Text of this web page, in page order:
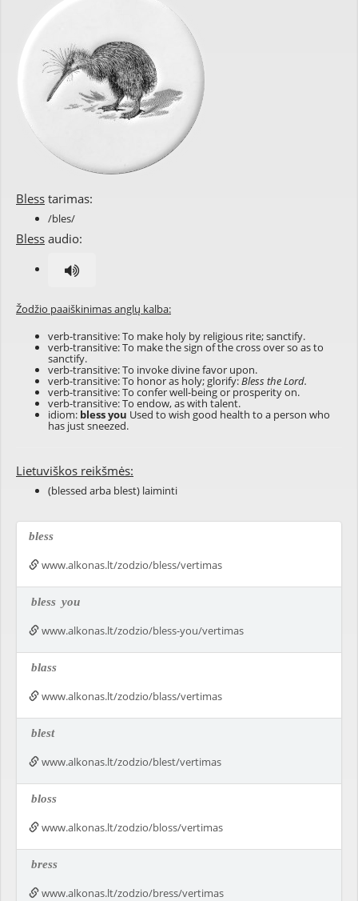
Bless tarimas:
/bles/
Bless audio:
Žodžio paaiškinimas anglų kalba:
verb-transitive: To make holy by religious rite; sanctify.
verb-transitive: To make the sign of the cross over so as to
sanctify.
verb-transitive: To invoke divine favor upon.
verb-transitive: To honor as holy; glorify:Bless the Lord.
verb-transitive: To confer well-being or prosperity on.
verb-transitive: To endow, as with talent.
idiom: bless you Used to wish good health to a person who
has just sneezed.
Lietuviškos reikšmės:
(blessed arba blest) laiminti
bless
www.alkonas.lt/zodzio/bless/vertimas
bless you
www.alkonas.lt/zodzio/bless-you/vertimas
blass
www.alkonas.lt/zodzio/blass/vertimas
blest
www.alkonas.lt/zodzio/blest/vertimas
bloss
www.alkonas.lt/zodzio/bloss/vertimas
bress
www.alkonas.lt/zodzio/bress/vertimas